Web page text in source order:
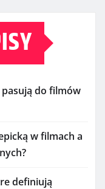
pasują do filmów
w filmach a
definiują